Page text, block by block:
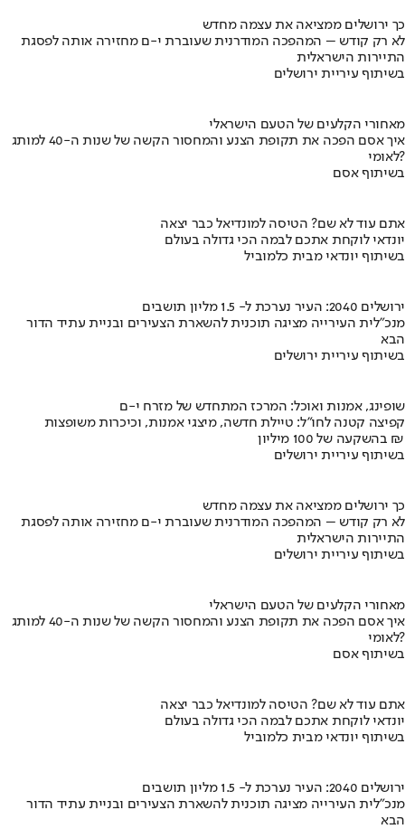
כך ירושלים ממציאה את עצמה מחדש
לא רק קודש – המהפכה המודרנית שעוברת י-ם מחזירה אותה לפסגת
התיירות הישראלית
בשיתוף עיריית ירושלים
מאחורי הקלעים של הטעם הישראלי
איך אסם הפכה את תקופת הצנע והמחסור הקשה של שנות ה-40 למותג
לאומי?
בשיתוף אסם
אתם עוד לא שם? הטיסה למונדיאל כבר יצאה
יונדאי לוקחת אתכם לבמה הכי גדולה בעולם
בשיתוף יונדאי מבית כלמוביל
ירושלים 2040: העיר נערכת ל- 1.5 מליון תושבים
מנכ"לית העירייה מציגה תוכנית להשארת הצעירים ובניית עתיד הדור
הבא
בשיתוף עיריית ירושלים
שופינג, אמנות ואוכל: המרכז המתחדש של מזרח י-ם
קפיצה קטנה לחו"ל: טיילת חדשה, מיצגי אמנות, וכיכרות משופצות
בהשקעה של 100 מיליון ₪
בשיתוף עיריית ירושלים
כך ירושלים ממציאה את עצמה מחדש
לא רק קודש – המהפכה המודרנית שעוברת י-ם מחזירה אותה לפסגת
התיירות הישראלית
בשיתוף עיריית ירושלים
מאחורי הקלעים של הטעם הישראלי
איך אסם הפכה את תקופת הצנע והמחסור הקשה של שנות ה-40 למותג
לאומי?
בשיתוף אסם
אתם עוד לא שם? הטיסה למונדיאל כבר יצאה
יונדאי לוקחת אתכם לבמה הכי גדולה בעולם
בשיתוף יונדאי מבית כלמוביל
ירושלים 2040: העיר נערכת ל- 1.5 מליון תושבים
מנכ"לית העירייה מציגה תוכנית להשארת הצעירים ובניית עתיד הדור
הבא